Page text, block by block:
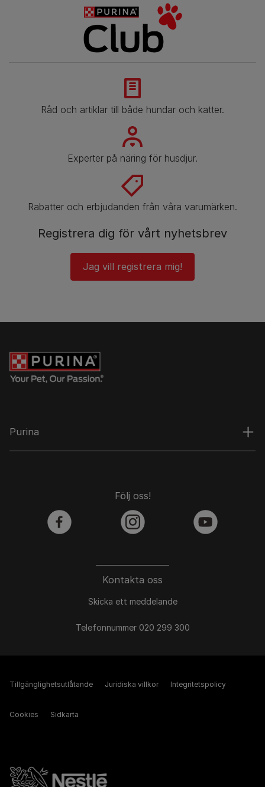
Råd och artiklar till både hundar och katter.
Experter på näring för husdjur.
Rabatter och erbjudanden från våra varumärken.
Registrera dig för vårt nyhetsbrev
Jag vill registrera mig!
Purina
Kontakta oss
Skicka ett meddelande
Telefonnummer 020 299 300
Följ oss!
facebook instagram youtube
Tillgänglighetsutlåtande Juridiska villkor Integritetspolicy
Cookies Sidkarta